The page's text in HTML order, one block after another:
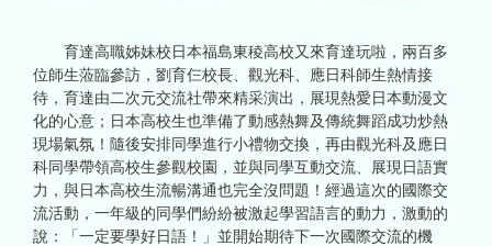
育達高職姊妹校日本福島東稜高校又來育達玩啦，兩百多
位師生蒞臨參訪，劉育仨校長、觀光科、應日科師生熱情接
待，育達由二次元交流社帶來精采演出，展現熱愛日本動漫文
化的心意；日本高校生也準備了動感熱舞及傳統舞蹈成功炒熱
現場氣氛！隨後安排同學進行小禮物交換，再由觀光科及應日
科同學帶領高校生參觀校園，並與同學互動交流、展現日語實
力，與日本高校生流暢溝通也完全沒問題！經過這次的國際交
流活動，一年級的同學們紛紛被激起學習語言的動力，激動的
說：「一定要學好日語！」並開始期待下一次國際交流的機